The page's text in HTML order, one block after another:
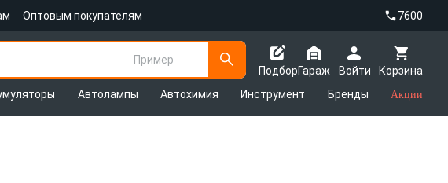
Оптовым покупателям 7600
Пример
Подбор
Корзина
Гараж
Войти
Автолампы Автохимия Инструмент Бренды Акции